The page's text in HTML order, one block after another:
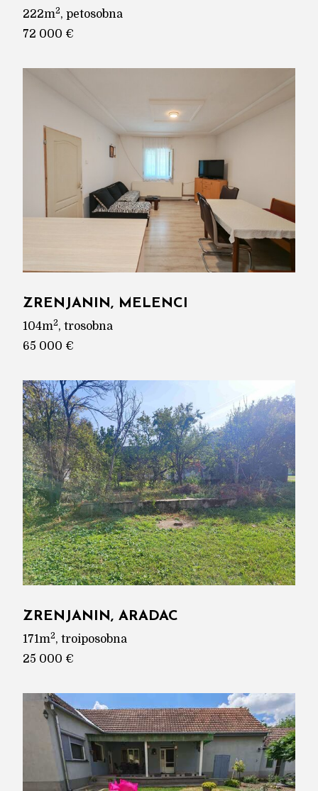
222m2, petosobna
72 000 €
ZRENJANIN, MELENCI
104m2, trosobna
65 000 €
ZRENJANIN, ARADAC
171m2, troiposobna
25 000 €